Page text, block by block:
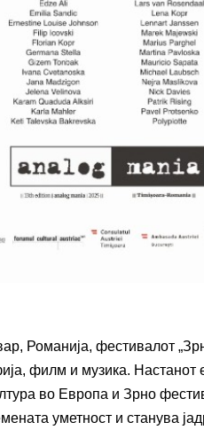
Романија, фестивалот
филм и музика. Настанот
во Европа и Зрно
уметност и станува